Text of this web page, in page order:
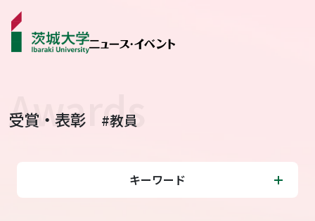
カテゴリから探す
受賞・表彰 #教員
キーワード